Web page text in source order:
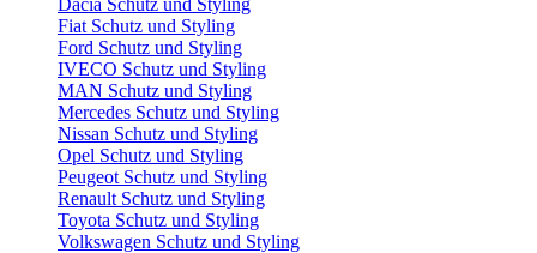
Fiat Schutz und Styling
Ford Schutz und Styling
IVECO Schutz und Styling
MAN Schutz und Styling
Mercedes Schutz und Styling
Nissan Schutz und Styling
Opel Schutz und Styling
Peugeot Schutz und Styling
Renault Schutz und Styling
Toyota Schutz und Styling
Volkswagen Schutz und Styling